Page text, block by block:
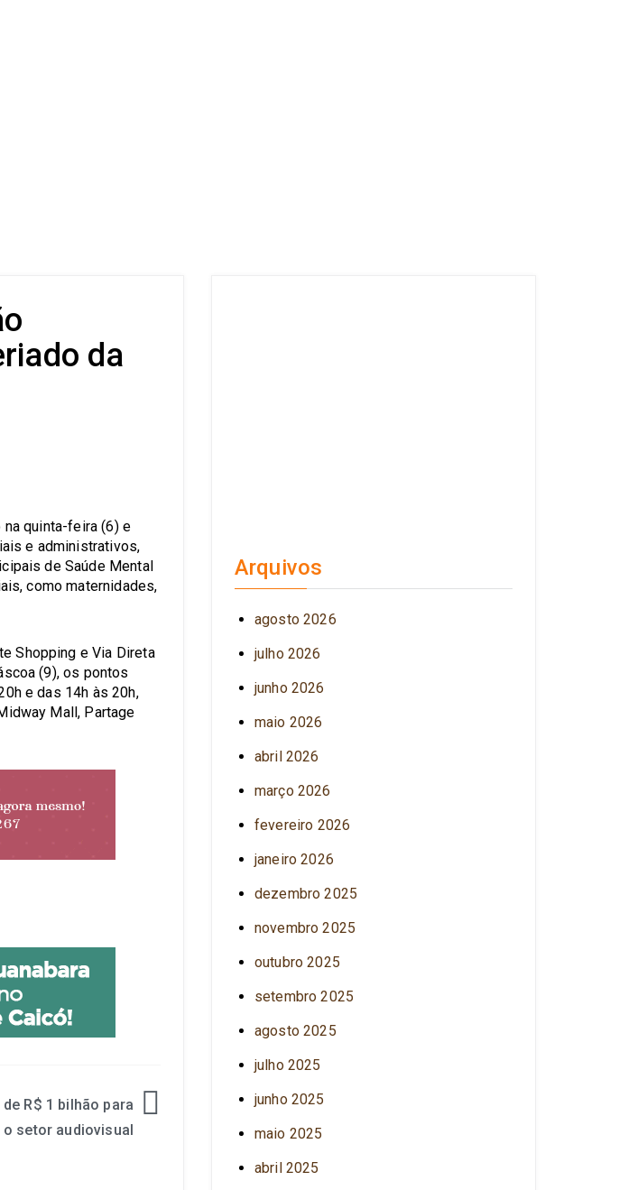
da
quinta-feira (6) e
e administrativos,
de Saúde Mental
como maternidades,
Shopping e Via Direta
(9), os pontos
e das 14h às 20h,
Mall, Partage
R$ 1 bilhão para
o setor audiovisual
Arquivos
agosto 2026
julho 2026
junho 2026
maio 2026
abril 2026
março 2026
fevereiro 2026
janeiro 2026
dezembro 2025
novembro 2025
outubro 2025
setembro 2025
agosto 2025
julho 2025
junho 2025
maio 2025
abril 2025